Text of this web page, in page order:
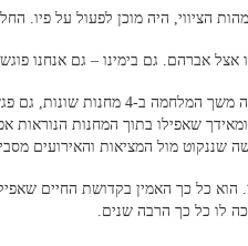
הציווי, היה מוכן לפעול על פיו.
אצל אברהם. גם בימינו – גם אנחנו
בימי השואה, ויקטור פרנקל
שננקוט מול המציאות והאירועים
הוא כל כך האמין בקדושת החיים
לו כל כך הרבה שנים.